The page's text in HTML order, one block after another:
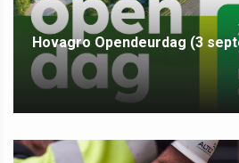
Hovagro Opendeurdag (3